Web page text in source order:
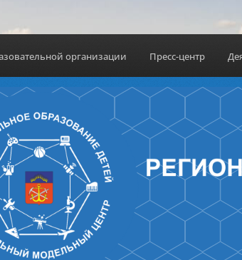
организации Пресс-центр